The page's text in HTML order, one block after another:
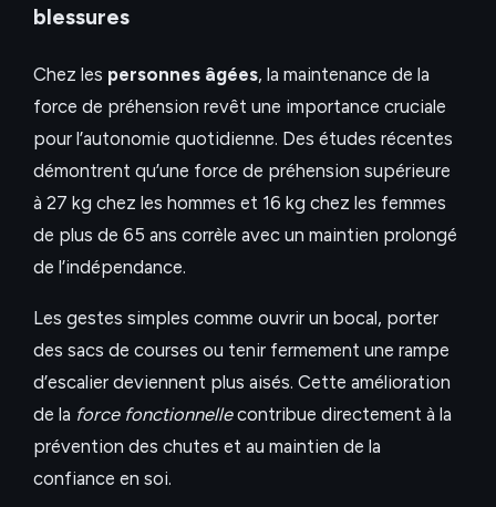
blessures
Chez les personnes âgées, la maintenance de la
force de préhension revêt une importance cruciale
pour l’autonomie quotidienne. Des études récentes
démontrent qu’une force de préhension supérieure
à 27 kg chez les hommes et 16 kg chez les femmes
de plus de 65 ans corrèle avec un maintien prolongé
de l’indépendance.
Les gestes simples comme ouvrir un bocal, porter
des sacs de courses ou tenir fermement une rampe
d’escalier deviennent plus aisés. Cette amélioration
de la force fonctionnellecontribue directement à la
prévention des chutes et au maintien de la
confiance en soi.